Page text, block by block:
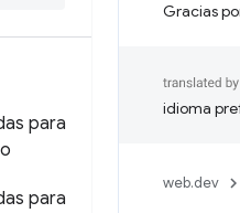
para
para
Gracias
idioma
web.dev